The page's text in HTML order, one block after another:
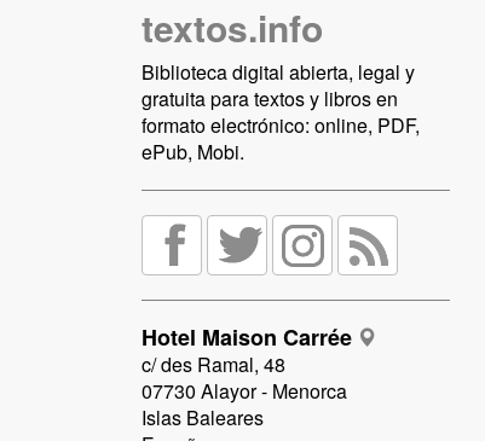
textos.info
Biblioteca digital abierta, legal y
gratuita para textos y libros en
formato electrónico: online, PDF,
ePub, Mobi.
Hotel Maison Carrée
c/ des Ramal, 48
07730 Alayor - Menorca
Islas Baleares